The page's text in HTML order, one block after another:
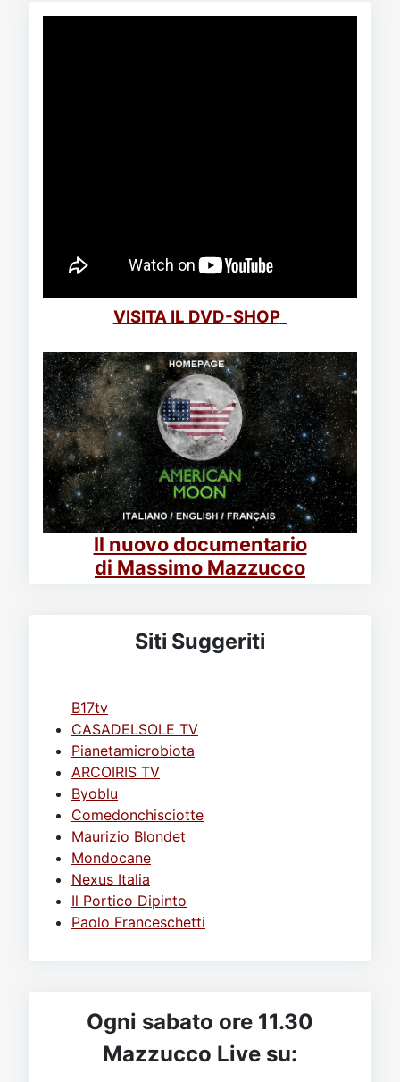
VISITA IL DVD-SHOP
Il nuovo documentario
di Massimo Mazzucco
Siti Suggeriti
B17tv
CASADELSOLE TV
Pianetamicrobiota
ARCOIRIS TV
Byoblu
Comedonchisciotte
Maurizio Blondet
Mondocane
Nexus Italia
Il Portico Dipinto
Paolo Franceschetti
Ogni sabato ore 11.30
Mazzucco Live su: